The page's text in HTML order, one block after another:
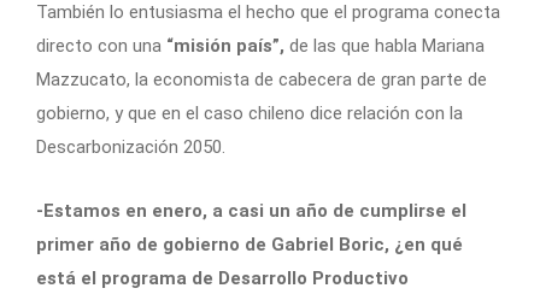
También lo entusiasma el hecho que el programa conecta
directo con una “misión país”, de las que habla Mariana
Mazzucato, la economista de cabecera de gran parte de
gobierno, y que en el caso chileno dice relación con la
Descarbonización 2050.
-Estamos en enero, a casi un año de cumplirse el
primer año de gobierno de Gabriel Boric, ¿en qué
está el programa de Desarrollo Productivo